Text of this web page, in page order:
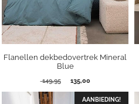
Flanellen dekbedovertrek Mineral
Blue
149,95
Oorspronkelijke
135,00Huidige
is:
AANBIEDING!